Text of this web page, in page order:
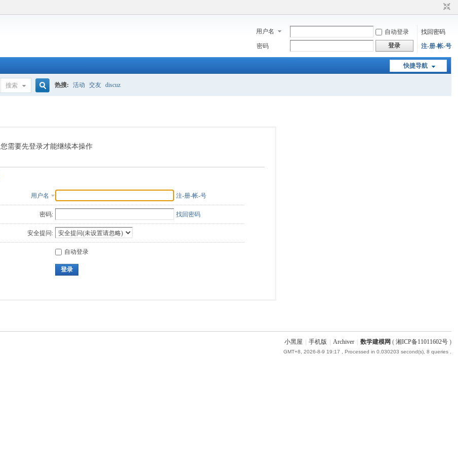
用户名 自动登录
找回密码
密码
登录 注-册-帐-号
快捷导航
搜索
索
热搜: 活动 交友 discuz
您需要先登录才能继续本操作
用户名 注-册-帐-号
密码: 找回密码
安全提问:
自动登录
登录
小黑屋 手机版 Archiver 数学建模网 ( 湘ICP备11011602号)
GMT+8, 2026-8-9 19:17 , Processed in 0.030203 second(s), 8 queries .